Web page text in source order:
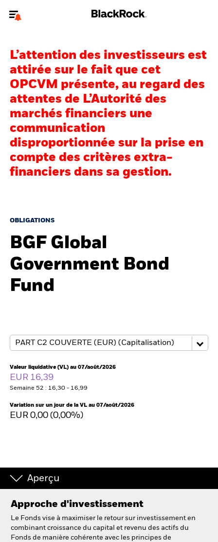
Pour accéder directement à un autre site BlackRock, veuillez mettre à
jourvotre type d'utilisateur
Nous connaître
Produits
Thèmes
Education
France
BlackRock
L’attention des investisseurs est
attirée sur le fait que cet
OPCVM présente, au regard des
attentes de L’Autorité des
marchés financiers une
communication
disproportionnée sur la prise en
compte des critères extra-
financiers dans sa gestion.
OBLIGATIONS
BGF Global
Government Bond
Fund
Valeur liquidative (VL) au 07/août/2026
EUR 16,39
Semaine 52 : 16,30 - 16,99
Variation sur un jour de la VL au 07/août/2026
EUR 0,00 (0,00%)
Aperçu
Approche d'investissement
Le Fonds vise à maximiser le retour sur investissement en
combinant croissance du capital et revenu des actifs du
Fonds de manière cohérente avec les principes de